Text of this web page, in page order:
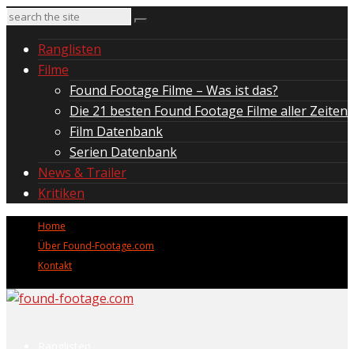
Ranglisten
Filme
Found Footage Filme – Was ist das?
Die 21 besten Found Footage Filme aller Zeiten
Film Datenbank
Serien Datenbank
News & Trailer
Kritiken
Home
Über Found-Footage.com
Kontakt